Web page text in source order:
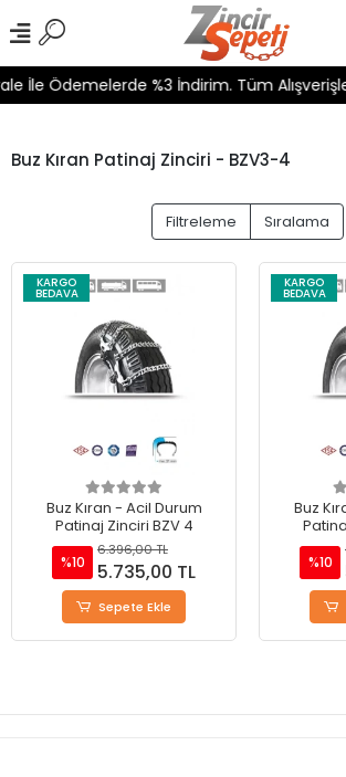
İle Ödemelerde %3 İndirim. Tüm
Buz Kıran Patinaj Zinciri - BZV3-4
Filtreleme Sıralama
KARGO
BEDAVA
Buz Kıran - Acil Durum
Patinaj Zinciri BZV 4
%10
6.396,00 TL
5.735,00 TL
Sepete Ekle
KARGO
BEDAVA
Buz
%10